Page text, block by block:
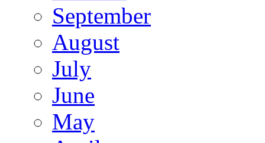
September
August
July
June
May